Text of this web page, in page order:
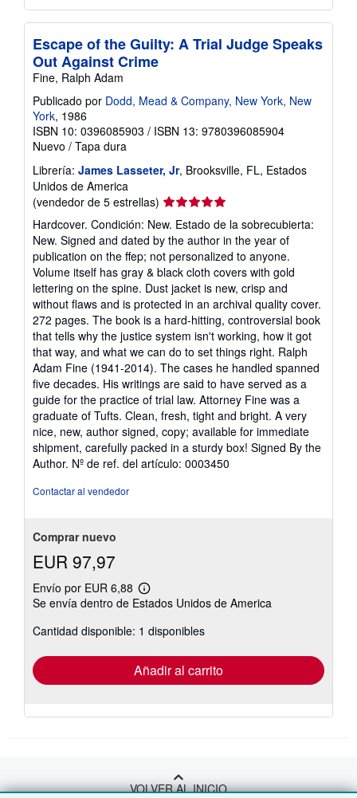
Escape of the Guilty: A Trial Judge Speaks
Out Against Crime
Fine, Ralph Adam
Publicado por Dodd, Mead & Company, New York, New
York, 1986
ISBN 10: 0396085903 / ISBN 13: 9780396085904
Nuevo / Tapa dura
Librería: James Lasseter, Jr, Brooksville, FL, Estados
Unidos de America
(vendedor de 5 estrellas) Calificación
del
vendedor:
5
de
5
estrellas
Hardcover. Condición: New. Estado de la sobrecubierta:
New. Signed and dated by the author in the year of
publication on the ffep; not personalized to anyone.
Volume itself has gray & black cloth covers with gold
lettering on the spine. Dust jacket is new, crisp and
without flaws and is protected in an archival quality cover.
272 pages. The book is a hard-hitting, controversial book
that tells why the justice system isn't working, how it got
that way, and what we can do to set things right. Ralph
Adam Fine (1941-2014). The cases he handled spanned
five decades. His writings are said to have served as a
guide for the practice of trial law. Attorney Fine was a
graduate of Tufts. Clean, fresh, tight and bright. A very
nice, new, author signed, copy; available for immediate
shipment, carefully packed in a sturdy box! Signed By the
Author. Nº de ref. del artículo: 0003450
Contactar al vendedor
Comprar nuevo
EUR 97,97
Envío por EUR 6,88
Más
información
las
tarifas
envío
Se envía dentro de Estados Unidos de America
Cantidad disponible: 1 disponibles
Añadir al carrito
VOLVER AL INICIO